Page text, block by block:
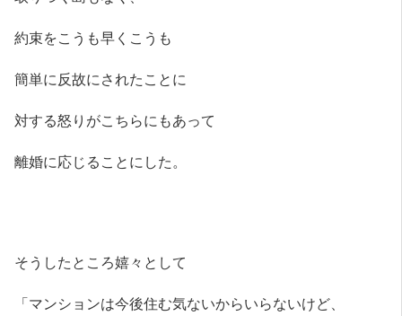
約束をこうも早くこうも
簡単に反故にされたことに
対する怒りがこちらにもあって
離婚に応じることにした。
そうしたところ嬉々として
「マンションは今後住む気ないからいらないけど、